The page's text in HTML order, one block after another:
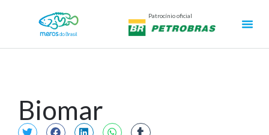
Patrocínio oficial
Biomar